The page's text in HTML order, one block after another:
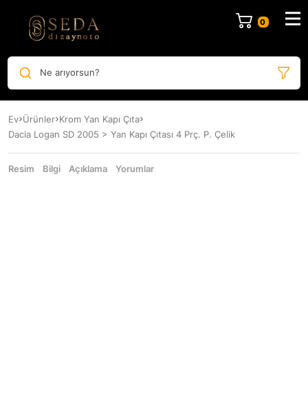
Ne arıyorsun?
Ev Ürünler Krom Yan Kapı Çıta
Dacia Logan SD 2005 > Yan Kapı Çıtası 4 Prç. P. Çelik
Resim Bilgi Açıklama Yorumlar